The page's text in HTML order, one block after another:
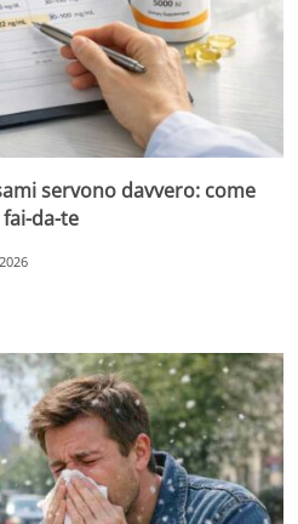
servono davvero: come
fai-da-te